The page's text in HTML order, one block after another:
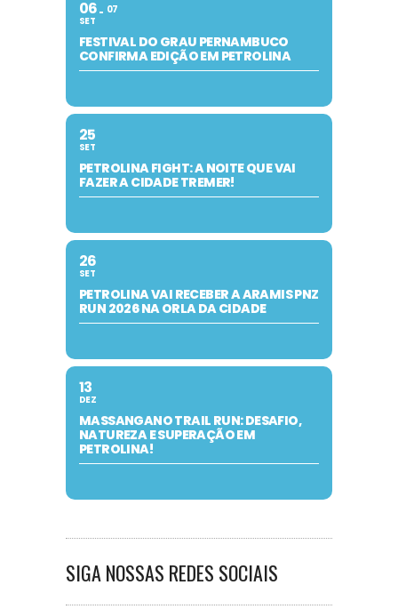
06
SET
07
FESTIVAL DO GRAU PERNAMBUCO
CONFIRMA EDIÇÃO EM PETROLINA
25
SET
PETROLINA FIGHT: A NOITE QUE VAI
FAZER A CIDADE TREMER!
26
SET
PETROLINA VAI RECEBER A ARAMIS PNZ
RUN 2026 NA ORLA DA CIDADE
13
DEZ
MASSANGANO TRAIL RUN: DESAFIO,
NATUREZA E SUPERAÇÃO EM
PETROLINA!
SIGA NOSSAS REDES SOCIAIS